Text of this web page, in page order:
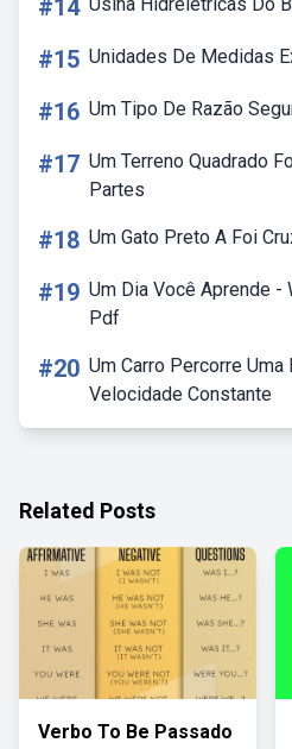
#14
#15 Unidades De Medidas
#16 Um Tipo De Razão
#17 Um Terreno Quadrado
Partes
#18 Um Gato Preto A Foi
#19 Um Dia Você Aprende -
Pdf
#20 Um Carro Percorre
Velocidade Constante
Related Posts
Verbo To Be Passado